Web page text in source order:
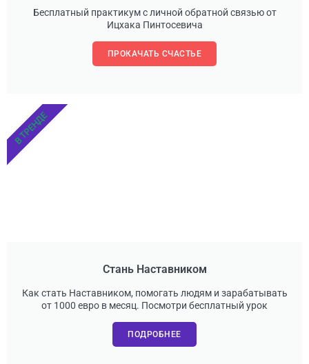
Бесплатный практикум с личной обратной связью от
Ицхака Пинтосевича
ПРОКАЧАТЬ СЧАСТЬЕ
Стань Наставником
Как стать Наставником, помогать людям и зарабатывать
от 1000 евро в месяц. Посмотри бесплатный урок
ПОДРОБНЕЕ
В ТРЕНДЕ